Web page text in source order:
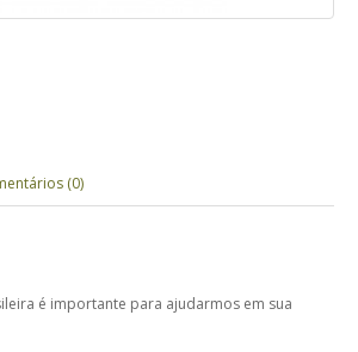
(0)
é importante para ajudarmos em sua